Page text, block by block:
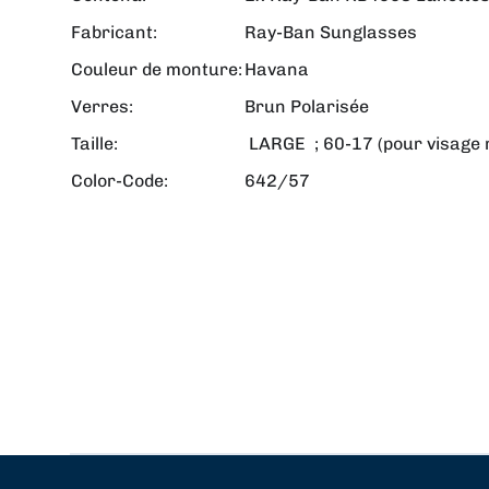
Fabricant:
Ray-Ban Sunglasses
Couleur de monture: Havana
Verres:
Brun Polarisée
Taille:
LARGE ; 60-17 (pour visage
Color-Code:
642/57